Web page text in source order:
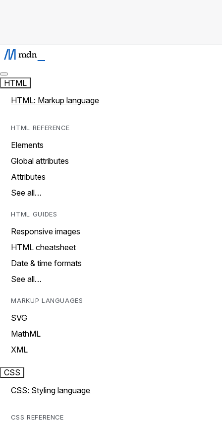
HTML
HTML: Markup language
HTML REFERENCE
Elements
Global attributes
Attributes
See all…
HTML GUIDES
Responsive images
HTML cheatsheet
Date & time formats
See all…
MARKUP LANGUAGES
SVG
MathML
XML
CSS
CSS: Styling language
CSS REFERENCE